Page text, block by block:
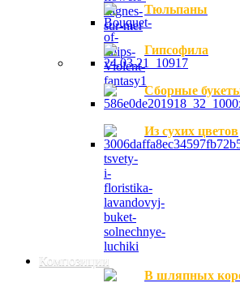
Тюльпаны
Гипсофила
Сборные
Из сухих цветов
Композиции
В шляпных